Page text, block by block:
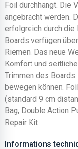
Foil durchhängt. Die
angebracht werden.
erfolgreich durch die
Boards verfügen
Riemen. Das neue
Komfort und
Trimmen des
bewegen können.
(standard 9 cm
Bag, Double Action
Repair Kit
Informations